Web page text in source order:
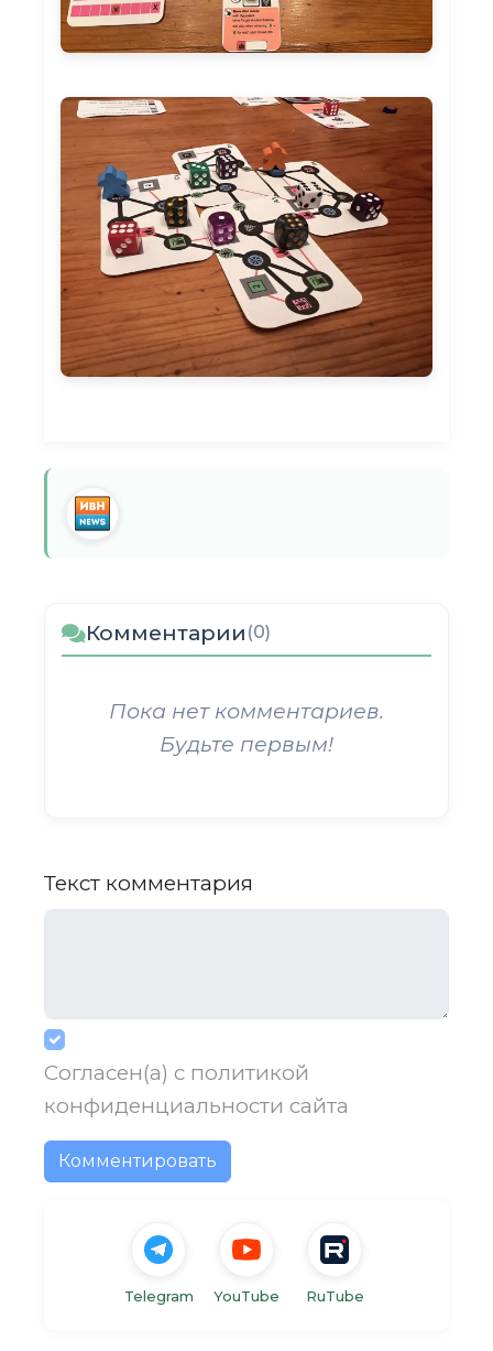
Комментарии (0)
Пока нет комментариев.
Будьте первым!
Текст комментария
Согласен(а) с политикой
конфиденциальности сайта
Комментировать
Telegram YouTube RuTube